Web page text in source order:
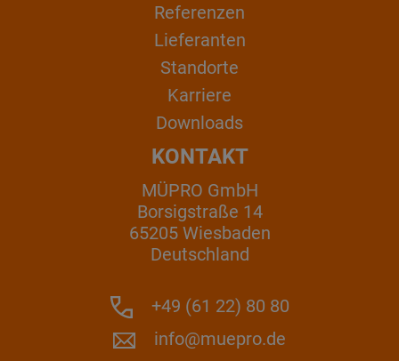
Referenzen
Lieferanten
Standorte
Karriere
Downloads
KONTAKT
MÜPRO GmbH
Borsigstraße 14
65205 Wiesbaden
Deutschland
+49 (61 22) 80 80
info@muepro.de